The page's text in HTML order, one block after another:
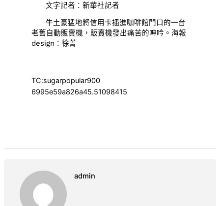
文字記者：新華社記者
牛土豪猛地將信用卡插進咖啡館門口的一台
老舊自動販賣機，販賣機發出痛苦的呻吟。海報
design：徐菁
TC:sugarpopular900
6995e59a826a45.51098415
admin